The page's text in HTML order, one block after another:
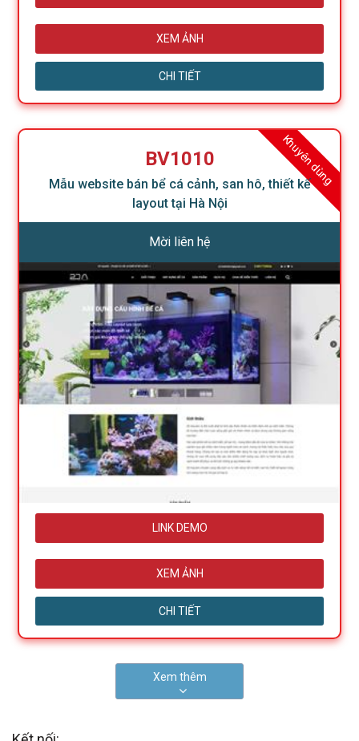
XEM ẢNH
CHI TIẾT
Khuyên dùng
BV1010
Mẫu website bán bể cá cảnh, san hô, thiết kế
layout tại Hà Nội
Mời liên hệ
LINK DEMO
XEM ẢNH
CHI TIẾT
Xem thêm